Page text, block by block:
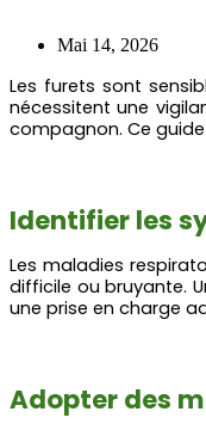
Mai 14, 2026
Les furets sont
nécessitent une
compagnon. Ce
Identifier les
Les maladies
difficile ou bruyante.
une prise en charge
Adopter des